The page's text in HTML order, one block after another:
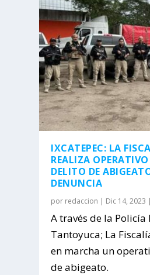
IXCATEPEC: LA
REALIZA
DELITO DE
DENUNCIA
por redaccion Dic 14, 2023
A través de la
Tantoyuca; La
en marcha un
de abigeato.